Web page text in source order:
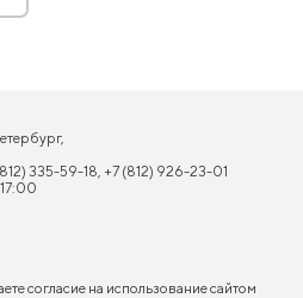
335-59-18, +7 (812) 926-23-01
согласие на использование сайтом